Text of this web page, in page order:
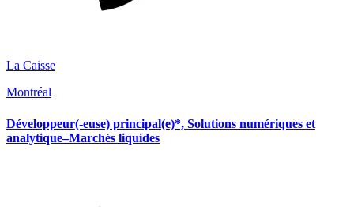
La Caisse
Montréal
Développeur(-euse) principal(e)*, Solutions numériques et
analytique–Marchés liquides